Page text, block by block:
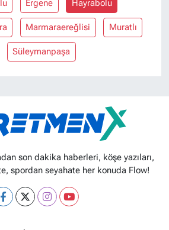
Ergene Hayrabolu
Marmaraereğlisi Muratlı
Süleymanpaşa
son dakika haberleri, köşe yazıları,
spordan seyahate her konuda Flow!